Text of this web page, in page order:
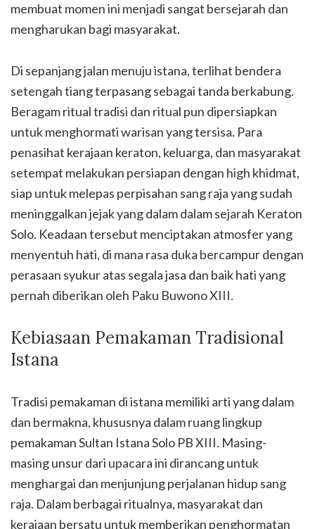
membuat momen ini menjadi sangat bersejarah dan
mengharukan bagi masyarakat.
Di sepanjang jalan menuju istana, terlihat bendera
setengah tiang terpasang sebagai tanda berkabung.
Beragam ritual tradisi dan ritual pun dipersiapkan
untuk menghormati warisan yang tersisa. Para
penasihat kerajaan keraton, keluarga, dan masyarakat
setempat melakukan persiapan dengan high khidmat,
siap untuk melepas perpisahan sang raja yang sudah
meninggalkan jejak yang dalam dalam sejarah Keraton
Solo. Keadaan tersebut menciptakan atmosfer yang
menyentuh hati, di mana rasa duka bercampur dengan
perasaan syukur atas segala jasa dan baik hati yang
pernah diberikan oleh Paku Buwono XIII.
Kebiasaan Pemakaman Tradisional
Istana
Tradisi pemakaman di istana memiliki arti yang dalam
dan bermakna, khususnya dalam ruang lingkup
pemakaman Sultan Istana Solo PB XIII. Masing-
masing unsur dari upacara ini dirancang untuk
menghargai dan menjunjung perjalanan hidup sang
raja. Dalam berbagai ritualnya, masyarakat dan
kerajaan bersatu untuk memberikan penghormatan